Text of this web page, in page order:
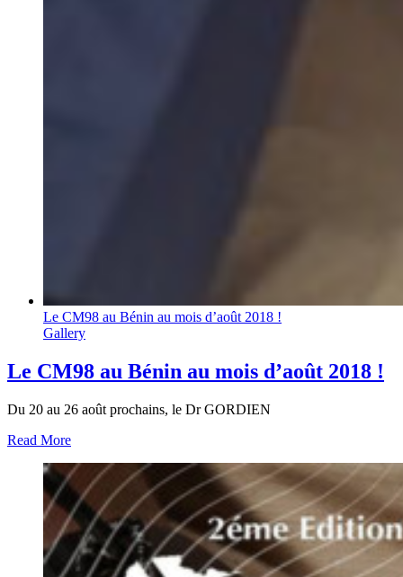
Le CM98 au Bénin au mois d’août 2018 !
Gallery
Le CM98 au Bénin au mois d’août 2018 !
Du 20 au 26 août prochains, le Dr GORDIEN
Read More